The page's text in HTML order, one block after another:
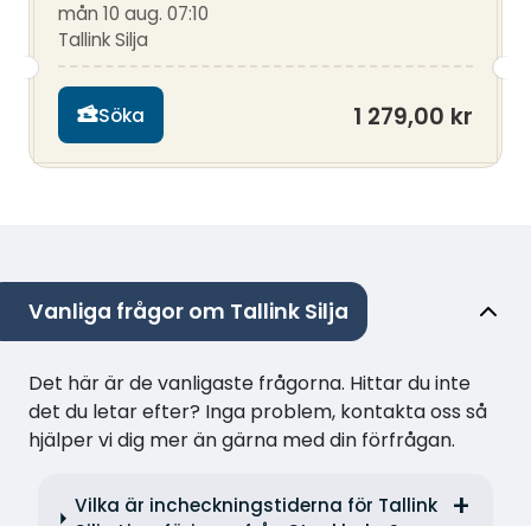
mån 10 aug. 07:10
Tallink Silja
Söka 1 279,00 kr
Vanliga frågor om Tallink Silja
Det här är de vanligaste frågorna. Hittar du inte
det du letar efter? Inga problem, kontakta oss så
hjälper vi dig mer än gärna med din förfrågan.
Vilka är incheckningstiderna för Tallink